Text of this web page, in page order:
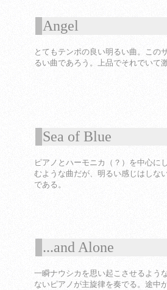
Angel
とてもテンポの良い明るい曲。この
るい曲であろう。上品でそれでいて
Sea of Blue
ピアノとハーモニカ（？）を中心に
むような曲だが、明るい感じはしな
である。
...and Alone
一瞬ナウシカを思い起こさせるよう
ないピアノが主旋律を奏でる。途中